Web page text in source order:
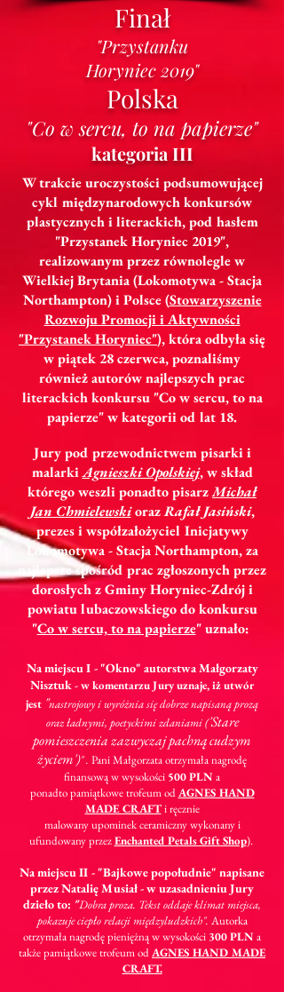
Finał
"Przystanku
Horyniec 2019"
Polska
"Co w sercu, to na papierze"
kategoria III
W trakcie uroczystości podsumowującej
cykl międzynarodowych konkursów
plastycznych i literackich, pod hasłem
"Przystanek Horyniec 2019",
realizowanym przez równolegle w
Wielkiej Brytania (Lokomotywa - Stacja
Northampton) i Polsce (Stowarzyszenie
Rozwoju Promocji i Aktywności
"Przystanek Horyniec"), która odbyła się
w piątek 28 czerwca, poznaliśmy
również autorów najlepszych prac
literackich konkursu "Co w sercu, to na
papierze" w kategorii od lat 18.
Jury pod przewodnictwem pisarki i
malarkiAgnieszki Opolskiej, w skład
którego weszli ponadto pisarzMichał
Jan ChmielewskiorazRafał Jasiński,
prezes i współzałożyciel Inicjatywy
Lokomotywa - Stacja Northampton, za
najlepsze spośród prac zgłoszonych przez
dorosłych z Gminy Horyniec-Zdrój i
powiatu lubaczowskiego do konkursu
"Co w sercu, to na papierze" uznało:
Na miejscu I - "Okno" autorstwaMałgorzaty
Nisztuk- w komentarzu Jury uznaje, iż utwór
jest "nastrojowy i wyróżnia się dobrze napisaną prozą
oraz ładnymi, poetyckimi zdaniami ('Stare
pomieszczenia zazwyczaj pachną cudzym
życiem')" . Pani Małgorzata otrzymała nagrodę
finansową w wysokości 500 PLNa
ponadto pamiątkowe trofeum odAGNES HAND
MADE CRAFTi ręcznie
malowany upominek ceramiczny wykonany i
ufundowany przezEnchanted Petals Gift Shop).
Na miejscu II - "Bajkowe popołudnie" napisane
przez Natalię Musiał - w uzasadnieniu Jury
dzieło to: "Dobra proza. Tekst oddaje klimat miejsca,
pokazuje ciepło relacjimiędzyludzkich". Autorka
otrzymała nagrodę pieniężną w wysokości 300 PLNa
także pamiątkowe trofeum odAGNES HAND MADE
CRAFT.